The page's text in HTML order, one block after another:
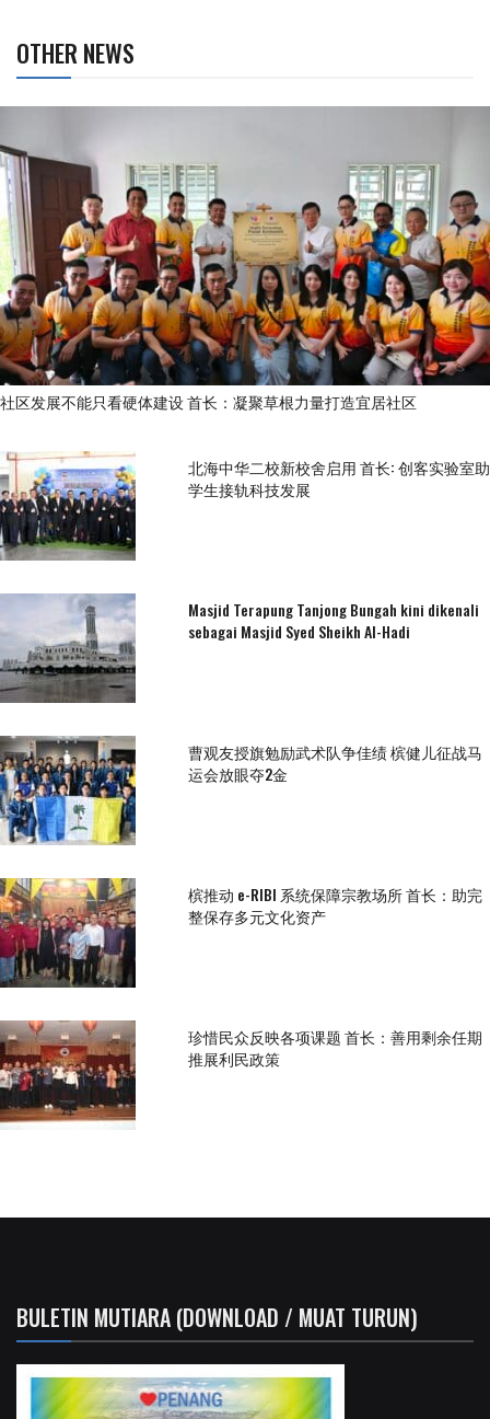
OTHER NEWS
社区发展不能只看硬体建设 首长：凝聚草根力量打造宜居社区
北海中华二校新校舍启用 首长: 创客实验室助
学生接轨科技发展
Masjid Terapung Tanjong Bungah kini dikenali
sebagai Masjid Syed Sheikh Al-Hadi
曹观友授旗勉励武术队争佳绩 槟健儿征战马
运会放眼夺2金
槟推动 e-RIBI 系统保障宗教场所 首长：助完
整保存多元文化资产
珍惜民众反映各项课题 首长：善用剩余任期
推展利民政策
BULETIN MUTIARA (DOWNLOAD / MUAT TURUN)